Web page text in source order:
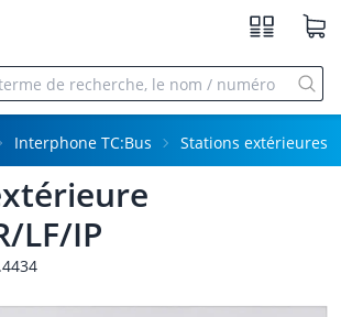
Interphone TC:Bus Stations extérieures
LF/IP